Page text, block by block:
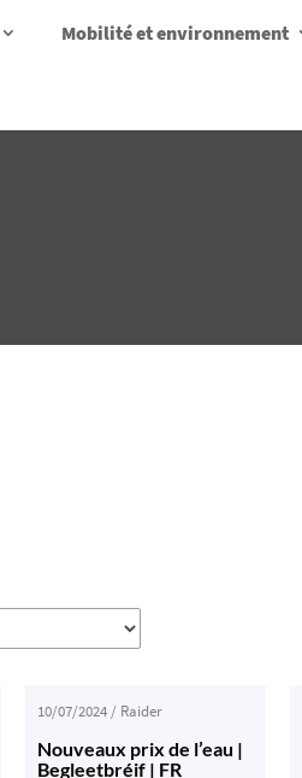
Mobilité et environnement
10/07/2024 / Raider
Nouveaux prix de l’eau |
Begleetbréif | FR